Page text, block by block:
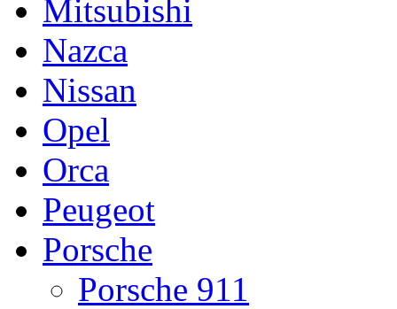
Mitsubishi
Nazca
Nissan
Opel
Orca
Peugeot
Porsche
Porsche 911